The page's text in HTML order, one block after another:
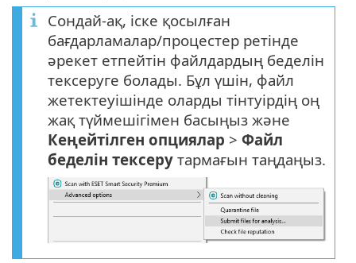
Сондай-ақ, іске қосылған
бағдарламалар/процестер ретінде
әрекет етпейтін файлдардың беделін
тексеруге болады. Бұл үшін, файл
жетектеуішінде оларды тінтуірдің оң
жақ түймешігімен басыңыз және
Кеңейтілген опциялар > Файл
беделін тексеру тармағын таңдаңыз.